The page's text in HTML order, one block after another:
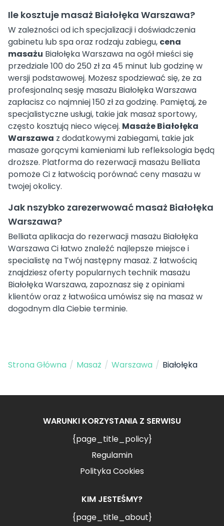
Ile kosztuje masaż Białołęka Warszawa?
W zależności od ich specjalizacji i doświadczenia
gabinetu lub spa oraz rodzaju zabiegu, cena
masażu Białołęka Warszawa na ogół mieści się
przedziale 100 do 250 zł za 45 minut lub godzinę w
wersji podstawowej. Możesz spodziewać się, że za
profesjonalną sesję masażu Białołęka Warszawa
zapłacisz co najmniej 150 zł za godzinę. Pamiętaj, że
specjalistyczne usługi, takie jak masaż sportowy,
często kosztują nieco więcej. Masaże Białołęka
Warszawa z dodatkowymi zabiegami, takie jak
masaże gorącymi kamieniami lub refleksologia będą
droższe. Platforma do rezerwacji masażu Belliata
pomoże Ci z łatwością porównać ceny masażu w
twojej okolicy.
Jak nszybko zarezerwować masaż Białołęka
Warszawa?
Belliata aplikacja do rezerwacji masażu Białołęka
Warszawa Ci łatwo znaleźć najlepsze miejsce i
specialistę na Twój następny masaż. Z łatwością
znajdziesz oferty popularnych technik masażu
Białołęka Warszawa, zapoznasz się z opiniami
klientów oraz z łatwośica umówisz się na masaż w
dogodnym dla Ciebie terminie.
Strona Główna / Masaż / Warszawa / Białołęka
WARUNKI KORZYSTANIA Z SERWISU
{page_title_policy}
Regulamin
Polityka Cookies
KIM JESTEŚMY?
{page_title_about}